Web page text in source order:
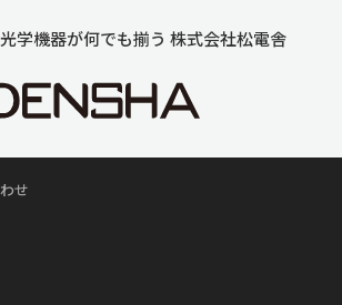
学機器が何でも揃う 株式会社松電舎
せ